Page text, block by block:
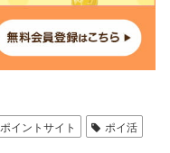
ポイントサイト ポイ活